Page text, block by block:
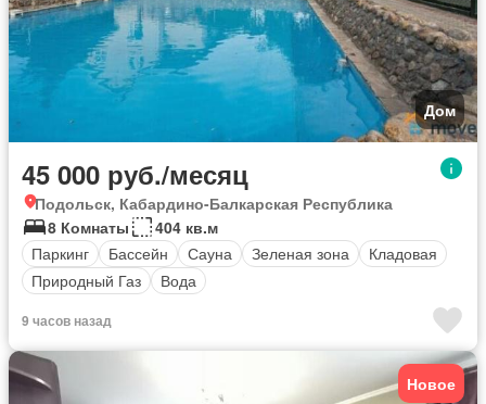
Дом
45 000 руб./месяц
Подольск, Кабардино-Балкарская Республика
8 Комнаты
404 кв.м
Паркинг
Бассейн Сауна Зеленая зона
Кладовая
Природный Газ
Вода
9 часов назад
Новое